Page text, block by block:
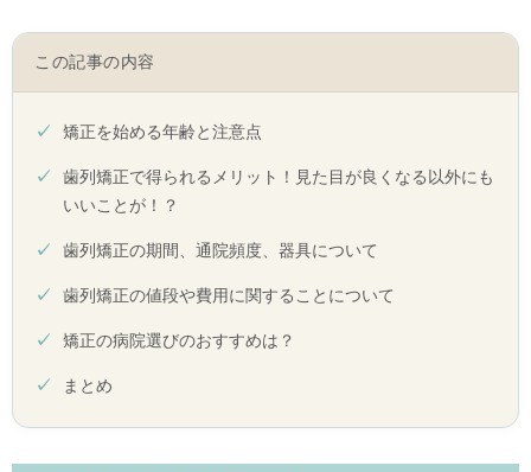
この記事の内容
矯正を始める年齢と注意点
歯列矯正で得られるメリット！見た目が良くなる以外にも
いいことが！？
歯列矯正の期間、通院頻度、器具について
歯列矯正の値段や費用に関することについて
矯正の病院選びのおすすめは？
まとめ